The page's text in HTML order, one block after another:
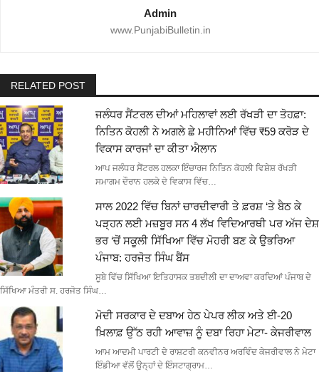
Admin
www.PunjabiBulletin.in
RELATED POST
ਜਲੰਧਰ ਸੈਂਟਰਲ ਦੀਆਂ ਮਹਿਲਾਵਾਂ ਲਈ ਰੱਖੜੀ ਦਾ ਤੋਹਫ਼ਾ:
ਨਿਤਿਨ ਕੋਹਲੀ ਨੇ ਅਗਲੇ ਛੇ ਮਹੀਨਿਆਂ ਵਿੱਚ ₹59 ਕਰੋੜ ਦੇ
ਵਿਕਾਸ ਕਾਰਜਾਂ ਦਾ ਕੀਤਾ ਐਲਾਨ
ਆਪ ਜਲੰਧਰ ਸੈਂਟਰਲ ਹਲਕਾ ਇੰਚਾਰਜ ਨਿਤਿਨ ਕੋਹਲੀ ਵਿਸ਼ੇਸ਼ ਰੱਖੜੀ
ਸਮਾਗਮ ਦੌਰਾਨ ਹਲਕੇ ਦੇ ਵਿਕਾਸ ਵਿੱਚ…
ਸਾਲ 2022 ਵਿੱਚ ਬਿਨਾਂ ਚਾਰਦੀਵਾਰੀ ਤੇ ਫ਼ਰਸ਼ ‘ਤੇ ਬੈਠ ਕੇ
ਪੜ੍ਹਨ ਲਈ ਮਜ਼ਬੂਰ ਸਨ 4 ਲੱਖ ਵਿਦਿਆਰਥੀ ਪਰ ਅੱਜ ਦੇਸ਼
ਭਰ ‘ਚੋਂ ਸਕੂਲੀ ਸਿੱਖਿਆ ਵਿੱਚ ਮੋਹਰੀ ਬਣ ਕੇ ਉਭਰਿਆ
ਪੰਜਾਬ: ਹਰਜੋਤ ਸਿੰਘ ਬੈਂਸ
ਸੂਬੇ ਵਿੱਚ ਸਿੱਖਿਆ ਇਤਿਹਾਸਕ ਤਬਦੀਲੀ ਦਾ ਦਾਅਵਾ ਕਰਦਿਆਂ ਪੰਜਾਬ ਦੇ
ਸਿੱਖਿਆ ਮੰਤਰੀ ਸ. ਹਰਜੋਤ ਸਿੰਘ…
ਮੋਦੀ ਸਰਕਾਰ ਦੇ ਦਬਾਅ ਹੇਠ ਪੇਪਰ ਲੀਕ ਅਤੇ ਈ-20
ਖ਼ਿਲਾਫ਼ ਉੱਠ ਰਹੀ ਆਵਾਜ਼ ਨੂੰ ਦਬਾ ਰਿਹਾ ਮੇਟਾ- ਕੇਜਰੀਵਾਲ
ਆਮ ਆਦਮੀ ਪਾਰਟੀ ਦੇ ਰਾਸ਼ਟਰੀ ਕਨਵੀਨਰ ਅਰਵਿੰਦ ਕੇਜਰੀਵਾਲ ਨੇ ਮੇਟਾ
ਇੰਡੀਆ ਵੱਲੋਂ ਉਨ੍ਹਾਂ ਦੇ ਇੰਸਟਾਗ੍ਰਾਮ…